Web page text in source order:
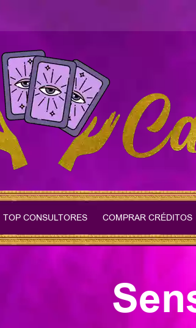
TOP CONSULTORES COMPRAR CRÉDITOS